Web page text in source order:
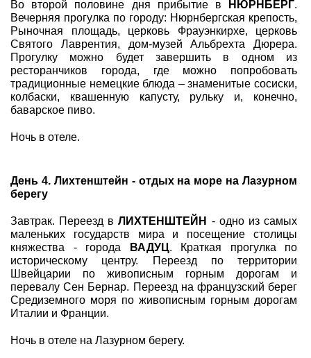
Во второй половине дня прибытие в НЮРНБЕРГ.
Вечерняя прогулка по городу: Нюрнбергская крепость,
Рыночная площадь, церковь Фрауэнкирхе, церковь
Святого Лаврентия, дом-музей Альбрехта Дюрера.
Прогулку можно будет завершить в одном из
ресторанчиков города, где можно попробовать
традиционные немецкие блюда – знаменитые сосиски,
колбаски, квашенную капусту, рульку и, конечно,
баварское пиво.
Ночь в отеле.
День 4. Лихтенштейн - отдых на море на Лазурном
берегу
Завтрак. Переезд вЛИХТЕНШТЕЙН - одно из самых
маленьких государств мира и посещение столицы
княжества - города
ВАДУЦ. Краткая прогулка по
историческому центру. Переезд по территории
Швейцарии по живописным горным дорогам и
перевалу Сен Бернар. Переезд на французский берег
Средиземного моря по живописным горным дорогам
Италии и Франции.
Ночь в отеле на Лазурном берегу.